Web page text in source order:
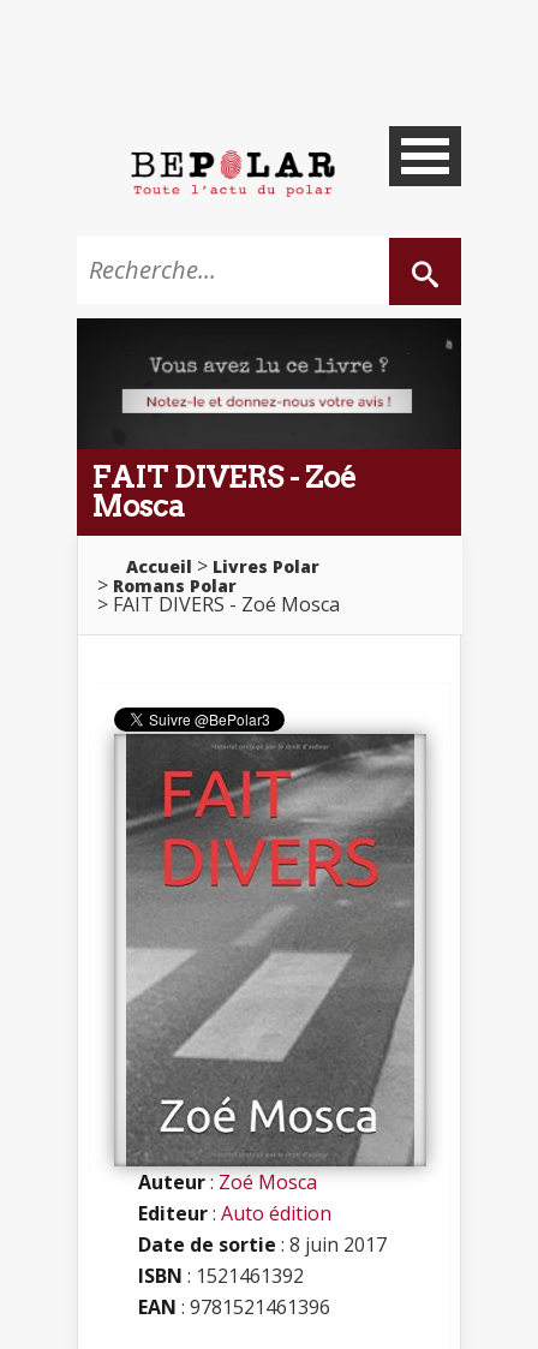
FAIT DIVERS - Zoé
Mosca
Accueil
Livres Polar
Romans Polar
FAIT DIVERS - Zoé Mosca
Auteur:Zoé Mosca
Editeur: Auto édition
Date de sortie : 8 juin 2017
ISBN : 1521461392
EAN : 9781521461396